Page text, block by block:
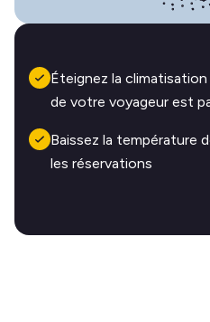
Éteignez la
de votre voyageur est
Baissez la température
les réservations